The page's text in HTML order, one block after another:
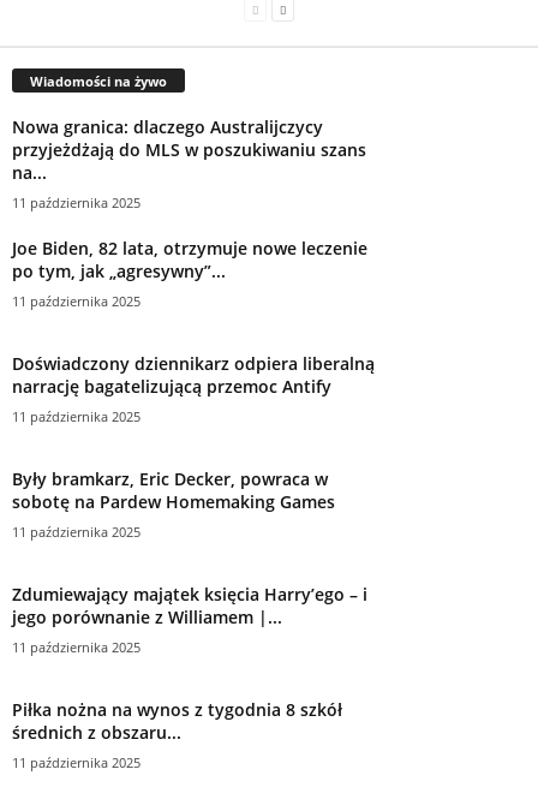
Wiadomości na żywo
Nowa granica: dlaczego Australijczycy
przyjeżdżają do MLS w poszukiwaniu szans
na...
11 października 2025
Joe Biden, 82 lata, otrzymuje nowe leczenie
po tym, jak „agresywny”...
11 października 2025
Doświadczony dziennikarz odpiera liberalną
narrację bagatelizującą przemoc Antify
11 października 2025
Były bramkarz, Eric Decker, powraca w
sobotę na Pardew Homemaking Games
11 października 2025
Zdumiewający majątek księcia Harry’ego – i
jego porównanie z Williamem |...
11 października 2025
Piłka nożna na wynos z tygodnia 8 szkół
średnich z obszaru...
11 października 2025